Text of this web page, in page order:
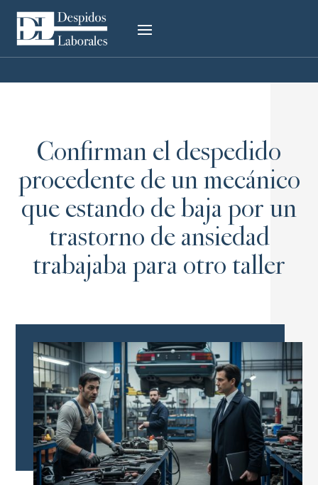
Confirman el despedido
procedente de un mecánico
que estando de baja por un
trastorno de ansiedad
trabajaba para otro taller